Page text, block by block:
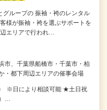
グループの 振袖・袴のレンタル
様が振袖・袴を選ぶサポートを
エリアで行われ…
市、千葉県船橋市・千葉市・柏
・都下周辺エリアの催事会場
※日により相談可能 ★土日祝
…